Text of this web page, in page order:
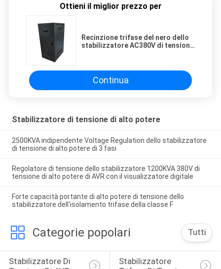
Ottieni il miglior prezzo per
Recinzione trifase del nero dello
stabilizzatore AC380V di tensione
Continua
Stabilizzatore di tensione di alto potere
2500KVA indipendente Voltage Regulation dello stabilizzatore
di tensione di alto potere di 3 fasi
Regolatore di tensione dello stabilizzatore 1200KVA 380V di
tensione di alto potere di AVR con il visualizzatore digitale
Forte capacità portante di alto potere di tensione dello
stabilizzatore dell'isolamento trifase della classe F
Categorie popolari Tutti
Stabilizzatore Di
Stabilizzatore